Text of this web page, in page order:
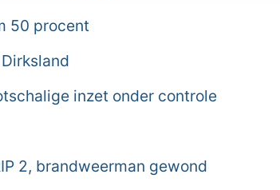
50 procent
inzet onder controle
2, brandweerman gewond